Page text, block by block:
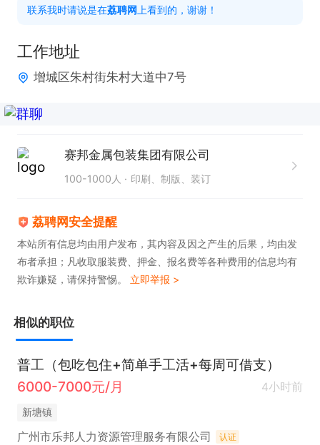
联系我时请说是在荔聘网 上看到的，谢谢！
工作地址
增城区朱村街朱村大道中7号
赛邦金属包装集团有限公司
100-1000人 印刷、制版、装订
荔聘网安全提醒
本站所有信息均由用户发布，其内容及因之产生的后果，均由发
布者承担；凡收取服装费、押金、报名费等各种费用的信息均有
欺诈嫌疑，请保持警惕。 立即举报 >
相似的职位
普工（包吃包住+简单手工活+每周可借支）
6000-7000元/月
4小时前
新塘镇
广州市乐邦人力资源管理服务有限公司 认证